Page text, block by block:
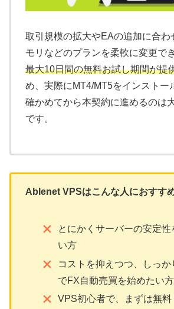
取引規模の拡大やEAの追加に合わ
モリなどのプランを柔軟に変更で
最大10日間の無料お試し期間が提
め、実際にMT4/MT5をインストー
確かめてから本契約に進めるのは
です。
Ablenet VPSはこんな人におすす
とにかくサーバーの安定性
い方
コストを抑えつつ、しっか
でFX自動売買を始めたい方
VPS初心者で、まずは無